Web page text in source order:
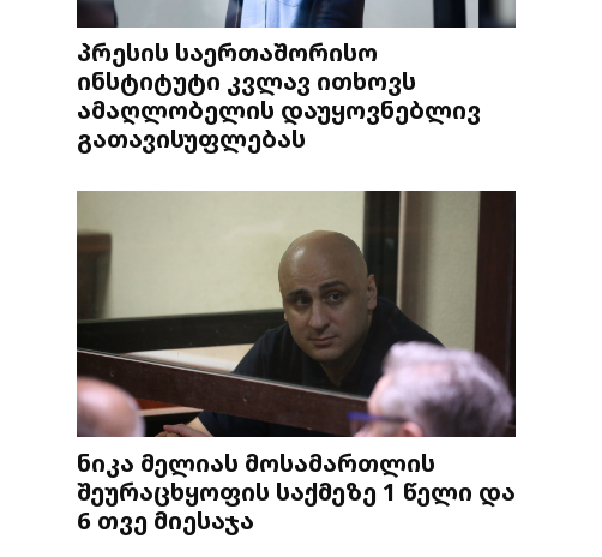
პრესის საერთაშორისო
ინსტიტუტი კვლავ ითხოვს
ამაღლობელის დაუყოვნებლივ
გათავისუფლებას
ნიკა მელიას მოსამართლის
შეურაცხყოფის საქმეზე 1 წელი და
6 თვე მიესაჯა